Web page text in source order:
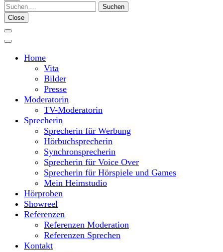
Suchen
nach:
Close
Home
Vita
Bilder
Presse
Moderatorin
TV-Moderatorin
Sprecherin
Sprecherin für Werbung
Hörbuchsprecherin
Synchronsprecherin
Sprecherin für Voice Over
Sprecherin für Hörspiele und Games
Mein Heimstudio
Hörproben
Showreel
Referenzen
Referenzen Moderation
Referenzen Sprechen
Kontakt